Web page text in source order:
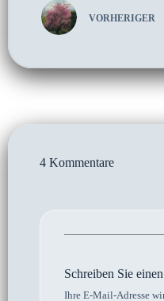
VORHERIGER
4 Kommentare
Schreiben Sie
Ihre E-Mail-Adresse